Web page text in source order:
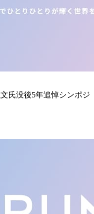
氏没後5年追悼シンポジ